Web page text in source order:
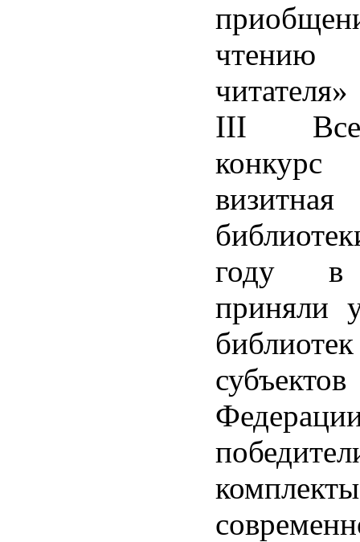
чтению
III
году в
приняли
комплекты